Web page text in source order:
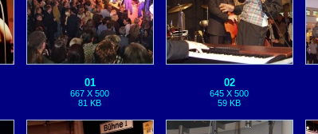
01
667 X 500
81 KB
02
645 X 500
59 KB